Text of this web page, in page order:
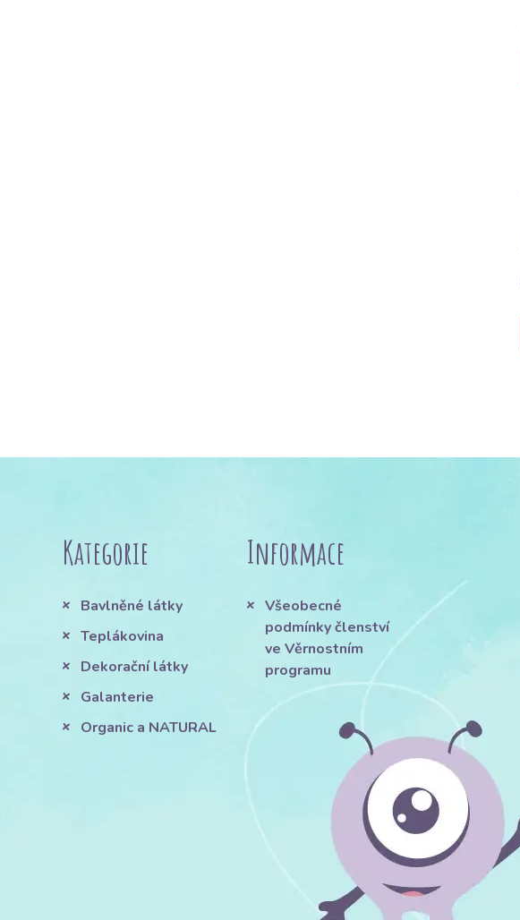
Kategorie
Bavlněné látky
Teplákovina
Dekorační látky
Galanterie
Organic a NATURAL
Informace
Všeobecné
podmínky členství
ve Věrnostním
programu